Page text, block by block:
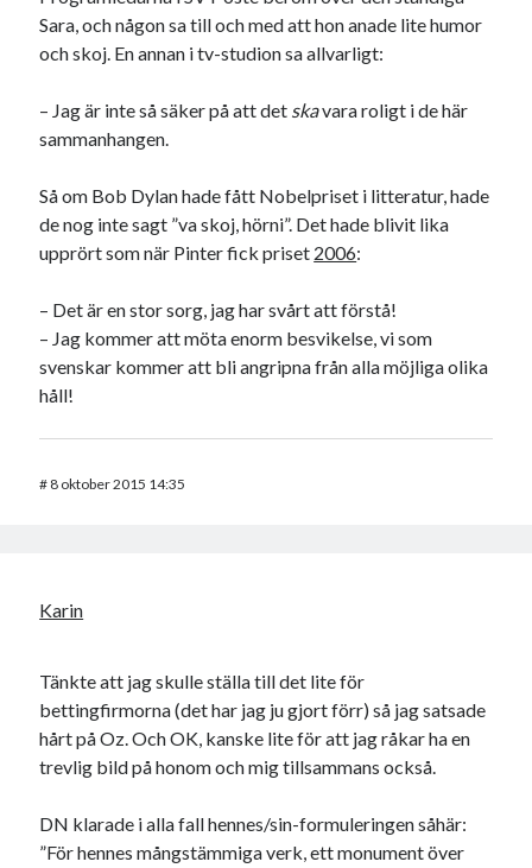
Sara, och någon sa till och med att hon anade lite humor
och skoj. En annan i tv-studion sa allvarligt:
– Jag är inte så säker på att det skavara roligt i de här
sammanhangen.
Så om Bob Dylan hade fått Nobelpriset i litteratur, hade
de nog inte sagt ”va skoj, hörni”. Det hade blivit lika
upprört som när Pinter fick priset 2006:
– Det är en stor sorg, jag har svårt att förstå!
– Jag kommer att möta enorm besvikelse, vi som
svenskar kommer att bli angripna från alla möjliga olika
håll!
# 8 oktober 2015 14:35
Karin
Tänkte att jag skulle ställa till det lite för
bettingfirmorna (det har jag ju gjort förr) så jag satsade
hårt på Oz. Och OK, kanske lite för att jag råkar ha en
trevlig bild på honom och mig tillsammans också.
DN klarade i alla fall hennes/sin-formuleringen såhär:
”För hennes mångstämmiga verk, ett monument över